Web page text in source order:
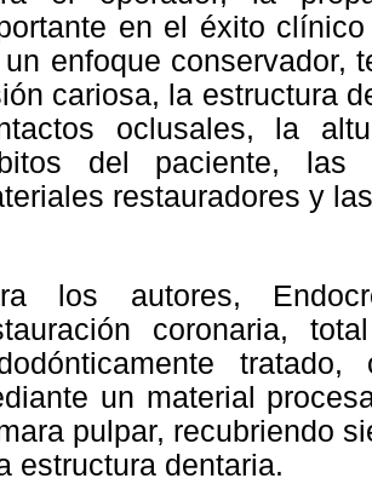
en el éxito
un enfoque conservador,
cariosa, la estructura
oclusales, la
del paciente, las
restauradores y
los autores,
coronaria,
un material
pulpar, recubriendo
estructura dentaria.